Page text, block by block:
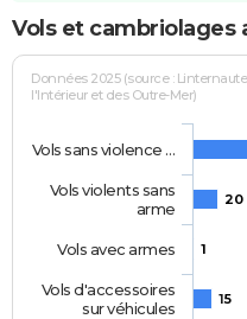
Vols et cambriolages
Données 2025 (source :
l'Intérieur et des Outre-Mer)
20
1
15
Vols sans violence …
Vols violents sans
arme
Vols avec armes
Vols d'accessoires
sur véhicules